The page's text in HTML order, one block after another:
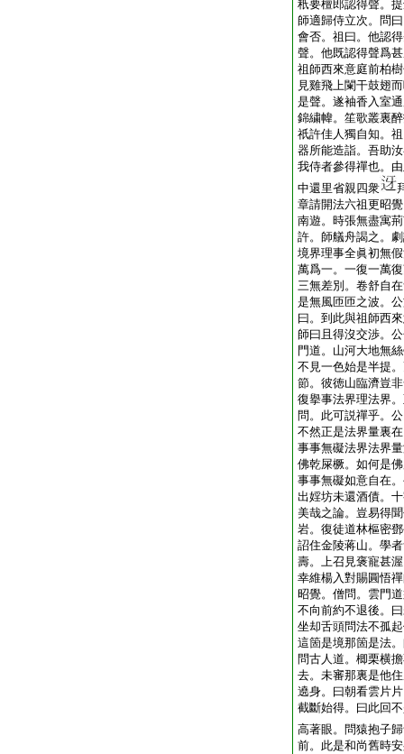
秖要檀郎認得聲。
師適歸侍立次。問
會否。祖曰。他認
聲。他既認得聲爲
祖師西來意庭前柏
見雞飛上闌干鼓翅
是聲。遂袖香入室
錦繍幃。笙歌叢裏
祇許佳人獨自知。
器所能造詣。吾助
我侍者參得禪也。
中還里省親四衆
章請開法六祖更昭
南遊。時張無盡寓
許。師艤舟謁之。
境界理事全眞初無
萬爲一。一復一萬
三無差別。卷舒自
是無風匝匝之波。
曰。到此與祖師西
師曰且得沒交渉。
門道。山河大地無
不見一色始是半提
節。彼徳山臨濟豈
復擧事法界理法界
問。此可説禪乎。
不然正是法界量裏
事事無礙法界法界
佛乾屎橛。如何是
事事無礙如意自在
出婬坊未還酒債。
美哉之論。豈易得
岩。復徒道林樞密
詔住金陵蒋山。學
壽。上召見褒寵甚
幸維楊入對賜圓悟
昭覺。僧問。雲門
不向前約不退後。
坐却舌頭問法不孤
這箇是境那箇是法
問古人道。楖栗横
去。未審那裏是他
遶身。曰朝看雲片
截斷始得。曰此回
高著眼。問猿抱子
前。此是和尚舊時